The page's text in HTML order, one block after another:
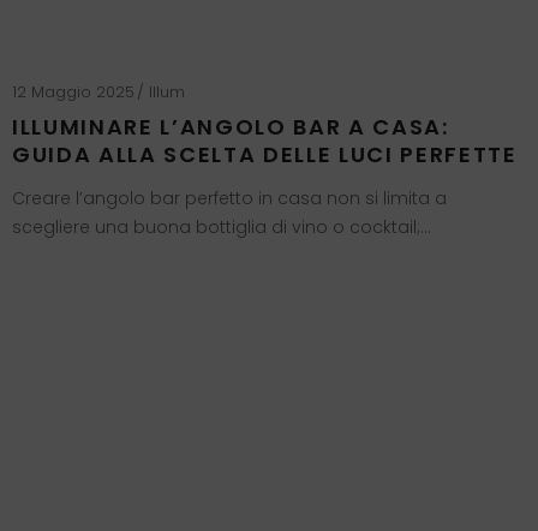
12 Maggio 2025 Illum
ILLUMINARE L’ANGOLO BAR A CASA:
GUIDA ALLA SCELTA DELLE LUCI PERFETTE
Creare l’angolo bar perfetto in casa non si limita a
scegliere una buona bottiglia di vino o cocktail;…